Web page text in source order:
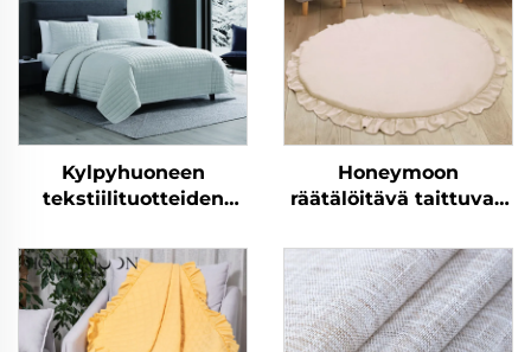
Kylpyhuoneen
tekstiilituotteiden
villapäällysteinen
kääntyvä
makuuhuoneen viltti-
ja peittojoukko
Honeymoon
räätälöitävä taittuvan
ryömimisurheiluhytti
leikkimatto vauvan
leikki-ikäisille